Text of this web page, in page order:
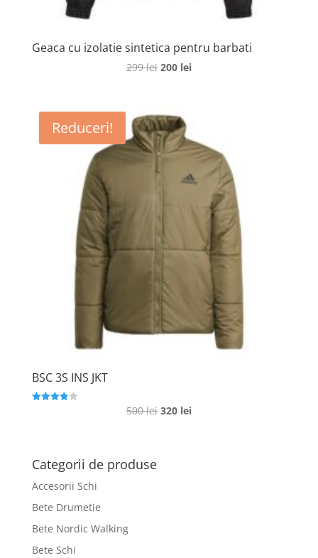
Geaca cu izolatie sintetica pentru barbati
299lei Prețul
fost:
299 lei.
200 leiPrețul
Reduceri!
BSC 3S INS JKT
500lei Prețul
320 leiPrețul
Categorii de produse
Accesorii Schi
Bete Drumetie
Bete Nordic Walking
Bete Schi